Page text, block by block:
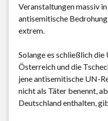
Veranstaltungen massiv
antisemitische
extrem.
Solange es schließlich die
Österreich und die
jene antisemitische UN-
nicht als Täter benennt,
Deutschland enthalten,